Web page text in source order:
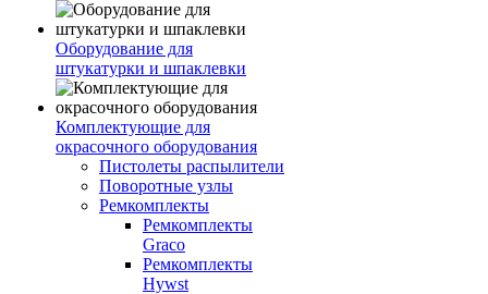
Оборудование для
штукатурки и шпаклевки
Комплектующие для
окрасочного оборудования
Пистолеты распылители
Поворотные узлы
Ремкомплекты
Ремкомплекты
Graco
Ремкомплекты
Hywst